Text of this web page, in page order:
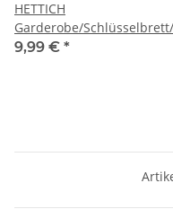
HETTICH
Garderobe/
3 Haken mit Ablage, 300
9,99 € *